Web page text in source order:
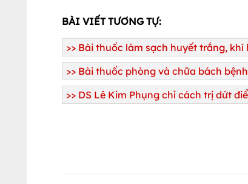
BÀI VIẾT TƯƠNG TỰ:
>> Bài thuốc làm sạch huyết trắng,
>> Bài thuốc phòng và chữa bách
>> DS Lê Kim Phụng chỉ cách trị dứt